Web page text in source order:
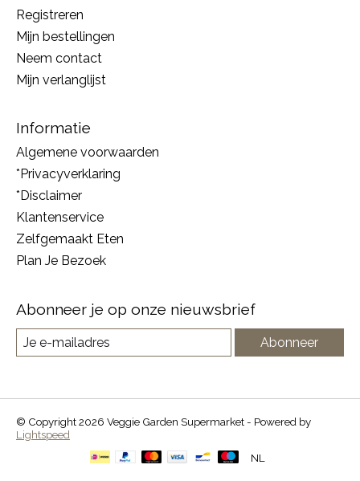
Registreren
Mijn bestellingen
Neem contact
Mijn verlanglijst
Informatie
Algemene voorwaarden
*Privacyverklaring
*Disclaimer
Klantenservice
Zelfgemaakt Eten
Plan Je Bezoek
Abonneer je op onze nieuwsbrief
Abonneer
© Copyright 2026 Veggie Garden Supermarket - Powered by
Lightspeed
NL